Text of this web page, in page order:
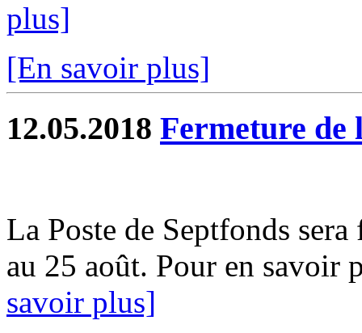
plus]
[En savoir plus]
12.05.2018 Fermeture de
La Poste de Septfonds
au 25 août. Pour en savoir
savoir plus]